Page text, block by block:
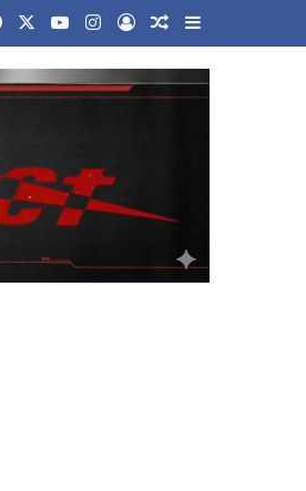
FacebookYouTubeInstagram
Log InRandom Article
Sidebar